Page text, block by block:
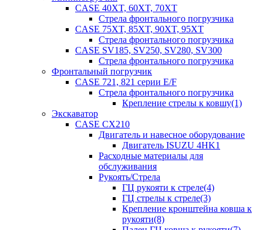
CASE 40XT, 60XT, 70XT
Стрела фронтального погрузчика
CASE 75XT, 85XT, 90XT, 95XT
Стрела фронтального погрузчика
CASE SV185, SV250, SV280, SV300
Стрела фронтального погрузчика
Фронтальный погрузчик
CASE 721, 821 серии E/F
Стрела фронтального погрузчика
Крепление стрелы к ковшу(1)
Экскаватор
CASE CX210
Двигатель и навесное оборудование
Двигатель ISUZU 4HK1
Расходные материалы для
обслуживания
Рукоять/Стрела
ГЦ рукояти к стреле(4)
ГЦ стрелы к стреле(3)
Крепление кронштейна ковша к
рукояти(8)